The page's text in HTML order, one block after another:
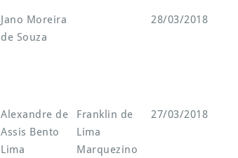
Jano Moreira
de Souza
28/03/2018
Alexandre de
Assis Bento
Lima
Franklin de
Lima
Marquezino
27/03/2018